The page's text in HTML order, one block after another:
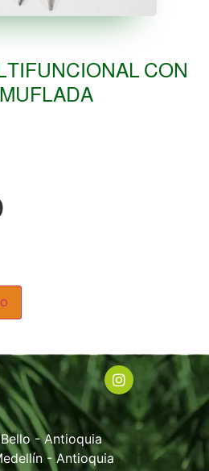
CON
- Antioquia
- Antioquia